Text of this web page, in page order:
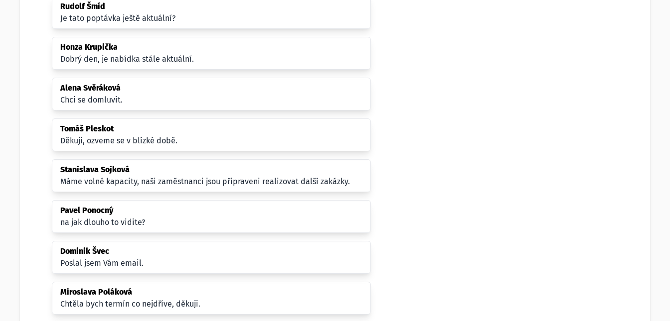
Rudolf Šmíd
Je tato poptávka ještě aktuální?
Honza Krupička
Dobrý den, je nabídka stále aktuální.
Alena Svěráková
Chci se domluvit.
Tomáš Pleskot
Děkuji, ozveme se v blízké době.
Stanislava Sojková
Máme volné kapacity, naši zaměstnanci jsou připraveni realizovat další zakázky.
Pavel Ponocný
na jak dlouho to vidite?
Dominik Švec
Poslal jsem Vám email.
Miroslava Poláková
Chtěla bych termín co nejdříve, děkuji.